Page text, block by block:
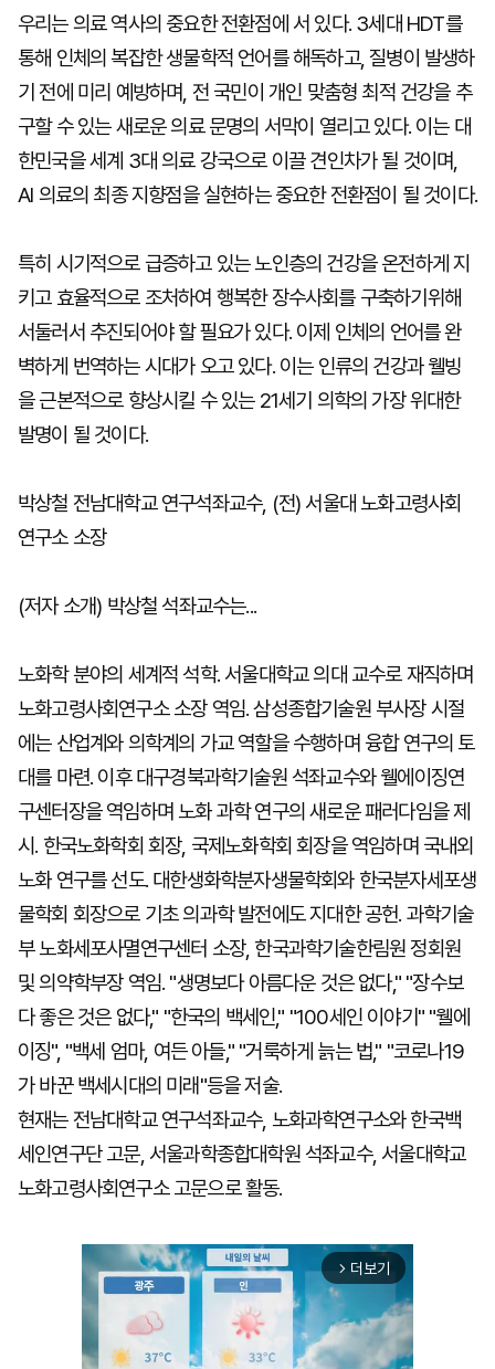
우리는 의료 역사의 중요한 전환점에 서 있다. 3세대 HDT를
통해 인체의 복잡한 생물학적 언어를 해독하고, 질병이 발생하
기 전에 미리 예방하며, 전 국민이 개인 맞춤형 최적 건강을 추
구할 수 있는 새로운 의료 문명의 서막이 열리고 있다. 이는 대
한민국을 세계 3대 의료 강국으로 이끌 견인차가 될 것이며,
AI 의료의 최종 지향점을 실현하는 중요한 전환점이 될 것이다.
특히 시기적으로 급증하고 있는 노인층의 건강을 온전하게 지
키고 효율적으로 조처하여 행복한 장수사회를 구축하기위해
서둘러서 추진되어야 할 필요가 있다. 이제 인체의 언어를 완
벽하게 번역하는 시대가 오고 있다. 이는 인류의 건강과 웰빙
을 근본적으로 향상시킬 수 있는 21세기 의학의 가장 위대한
발명이 될 것이다.
박상철 전남대학교 연구석좌교수, (전) 서울대 노화고령사회
연구소 소장
(저자 소개) 박상철 석좌교수는...
노화학 분야의 세계적 석학. 서울대학교 의대 교수로 재직하며
노화고령사회연구소 소장 역임. 삼성종합기술원 부사장 시절
에는 산업계와 의학계의 가교 역할을 수행하며 융합 연구의 토
대를 마련. 이후 대구경북과학기술원 석좌교수와 웰에이징연
구센터장을 역임하며 노화 과학 연구의 새로운 패러다임을 제
시. 한국노화학회 회장, 국제노화학회 회장을 역임하며 국내외
노화 연구를 선도. 대한생화학분자생물학회와 한국분자세포생
물학회 회장으로 기초 의과학 발전에도 지대한 공헌. 과학기술
부 노화세포사멸연구센터 소장, 한국과학기술한림원 정회원
및 의약학부장 역임. "생명보다 아름다운 것은 없다," "장수보
다 좋은 것은 없다," "한국의 백세인," "100세인 이야기" "웰에
이징", "백세 엄마, 여든 아들," "거룩하게 늙는 법," "코로나19
가 바꾼 백세시대의 미래"등을 저술.
현재는 전남대학교 연구석좌교수, 노화과학연구소와 한국백
세인연구단 고문, 서울과학종합대학원 석좌교수, 서울대학교
노화고령사회연구소 고문으로 활동.
arrow_forward_ios 더보기